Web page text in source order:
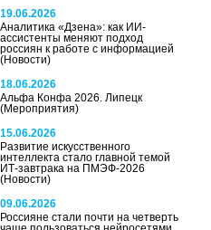
19.06.2026
Аналитика «Дзена»: как ИИ-
ассистенты меняют подход
россиян к работе с информацией
(Новости)
18.06.2026
Альфа Конфа 2026. Липецк
(Мероприятия)
15.06.2026
Развитие искусственного
интеллекта стало главной темой
ИТ-завтрака на ПМЭФ-2026
(Новости)
09.06.2026
Россияне стали почти на четверть